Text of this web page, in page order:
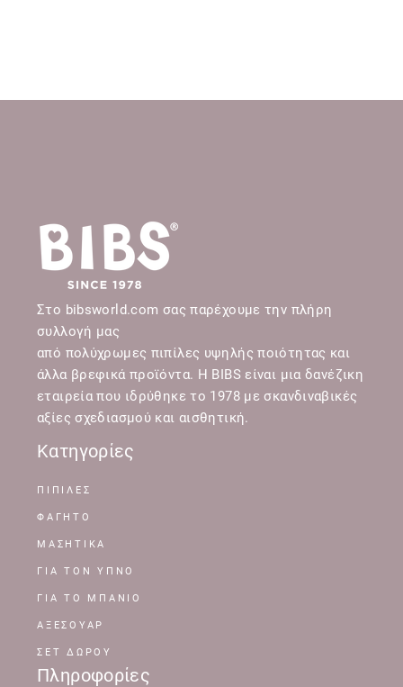
Στο bibsworld.com σας παρέχουμε την πλήρη
συλλογή μας
από πολύχρωμες πιπίλες υψηλής ποιότητας και
άλλα βρεφικά προϊόντα. Η BIBS είναι μια δανέζικη
εταιρεία που ιδρύθηκε το 1978 με σκανδιναβικές
αξίες σχεδιασμού και αισθητική.
Κατηγορίες
ΠΙΠΙΛΕΣ
ΦΑΓΗΤΟ
ΜΑΣΗΤΙΚΑ
ΓΙΑ ΤΟΝ ΥΠΝΟ
ΓΙΑ ΤΟ ΜΠΑΝΙΟ
ΑΞΕΣΟΥΑΡ
ΣΕΤ ΔΩΡΟΥ
Πληροφορίες